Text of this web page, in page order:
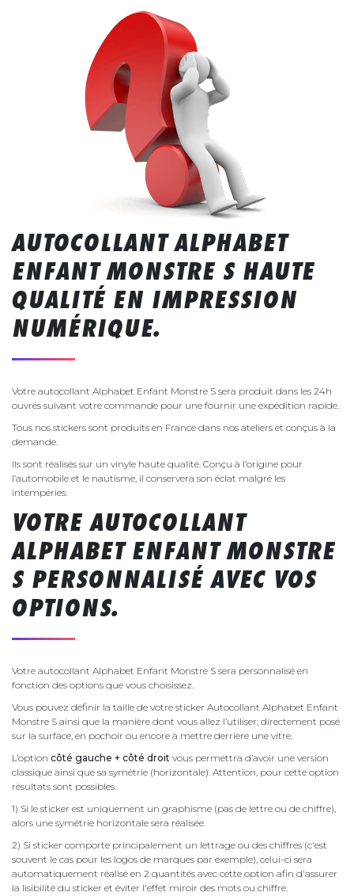
AUTOCOLLANT ALPHABET
ENFANT MONSTRE S HAUTE
QUALITÉ EN IMPRESSION
NUMÉRIQUE.
Votre autocollant Alphabet Enfant Monstre S sera produit dans les 24h
ouvrés suivant votre commande pour une fournir une expédition rapide.
Tous nos stickers sont produits en France dans nos ateliers et conçus à la
demande.
Ils sont réalisés sur un vinyle haute qualité. Conçu à l’origine pour
l’automobile et le nautisme, il conservera son éclat malgré les
intempéries.
VOTRE AUTOCOLLANT
ALPHABET ENFANT MONSTRE
S PERSONNALISÉ AVEC VOS
OPTIONS.
Votre autocollant Alphabet Enfant Monstre S sera personnalisé en
fonction des options que vous choisissez.
Vous pouvez définir la taille de votre sticker Autocollant Alphabet Enfant
Monstre S ainsi que la manière dont vous allez l’utiliser; directement posé
sur la surface, en pochoir ou encore à mettre derrière une vitre.
L’option côté gauche + côté droit vous permettra d’avoir une version
classique ainsi que sa symétrie (horizontale). Attention, pour cette option
résultats sont possibles.
1) Si le sticker est uniquement un graphisme (pas de lettre ou de chiffre),
alors une symétrie horizontale sera réalisée.
2) Si sticker comporte principalement un lettrage ou des chiffres (c'est
souvent le cas pour les logos de marques par exemple), celui-ci sera
automatiquement réalisé en 2 quantités avec cette option afin d'assurer
la lisibilité du sticker et éviter l'effet miroir des mots ou chiffre.